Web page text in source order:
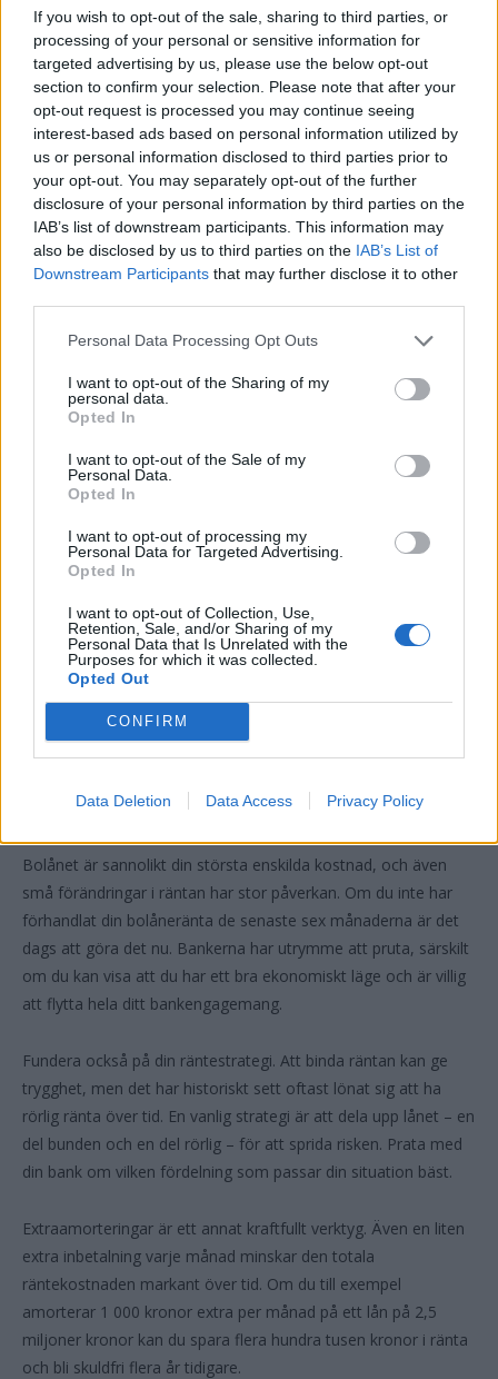
If you wish to opt-out of the sale, sharing to third parties, or
processing of your personal or sensitive information for
targeted advertising by us, please use the below opt-out
section to confirm your selection. Please note that after your
opt-out request is processed you may continue seeing
interest-based ads based on personal information utilized by
us or personal information disclosed to third parties prior to
your opt-out. You may separately opt-out of the further
disclosure of your personal information by third parties on the
IAB’s list of downstream participants. This information may
also be disclosed by us to third parties on the IAB’s List of
Downstream Participants that may further disclose it to other
Personal Data Processing Opt Outs
I want to opt-out of the Sharing of my
personal data.
Opted In
I want to opt-out of the Sale of my
Personal Data.
Opted In
I want to opt-out of processing my
Personal Data for Targeted Advertising.
Opted In
I want to opt-out of Collection, Use,
Retention, Sale, and/or Sharing of my
Personal Data that Is Unrelated with the
Purposes for which it was collected.
Opted Out
CONFIRM
Data Deletion Data Access Privacy Policy
att ge upp livskvaliteten
Att vara ekonomiskt medveten betyder inte att du behöver
sluta unna dig saker. Det handlar snarare om att vara smart
med hur du spenderar dina fritidspengar.
Prenumerationstjänster är ett vanligt läckage – de flesta
hushåll betalar för streamingtjänster, tidningar och appar de
knappt använder. Gå igenom dina löpande kostnader och säg
upp det du inte aktivt använder.
Onlinecasino har till exempel vuxit kraftigt i popularitet, och för
den som är nyfiken på att prova kan det vara klokt att först
sätta sig in i vad som gäller. Om du vill läsa mer om casino
utan svensk licens och vilka alternativ som finns kan du kika på
den här guiden . Oavsett vad du väljer att lägga dina
nöjespengar på är det viktigaste att du sätter en budget och
Ett smart tips är att använda den så kallade 50/30/20-regeln
utgifter, 30 procent till önskemål och nöjen, och 20 procent till
sparande och amortering. Som villaägare kan det vara svårt att
nå exakt dessa siffror – bolåneamorteringar och underhåll äter
ofta en större del – men principen fungerar som ett
användbart riktmärke.
Bolånet: din största hävstång
Bolånet är sannolikt din största enskilda kostnad, och även
små förändringar i räntan har stor påverkan. Om du inte har
förhandlat din bolåneränta de senaste sex månaderna är det
dags att göra det nu. Bankerna har utrymme att pruta, särskilt
om du kan visa att du har ett bra ekonomiskt läge och är villig
att flytta hela ditt bankengagemang.
Fundera också på din räntestrategi. Att binda räntan kan ge
trygghet, men det har historiskt sett oftast lönat sig att ha
rörlig ränta över tid. En vanlig strategi är att dela upp lånet – en
del bunden och en del rörlig – för att sprida risken. Prata med
din bank om vilken fördelning som passar din situation bäst.
Extraamorteringar är ett annat kraftfullt verktyg. Även en liten
extra inbetalning varje månad minskar den totala
räntekostnaden markant över tid. Om du till exempel
amorterar 1 000 kronor extra per månad på ett lån på 2,5
miljoner kronor kan du spara flera hundra tusen kronor i ränta
och bli skuldfri flera år tidigare.